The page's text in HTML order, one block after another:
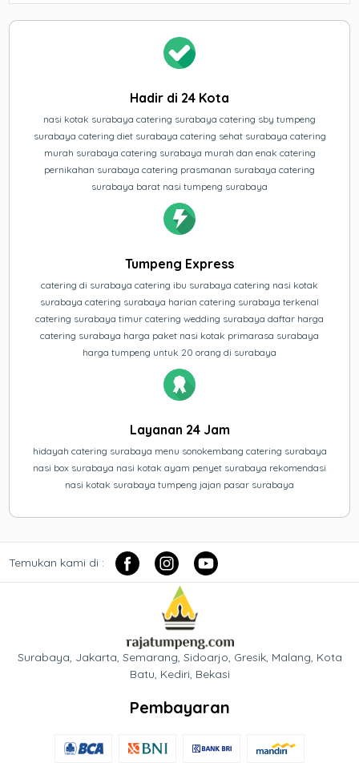
Hadir di 24 Kota
nasi kotak surabaya catering surabaya catering sby tumpeng
surabaya catering diet surabaya catering sehat surabaya catering
murah surabaya catering surabaya murah dan enak catering
pernikahan surabaya catering prasmanan surabaya catering
surabaya barat nasi tumpeng surabaya
Tumpeng Express
catering di surabaya catering ibu surabaya catering nasi kotak
surabaya catering surabaya harian catering surabaya terkenal
catering surabaya timur catering wedding surabaya daftar harga
catering surabaya harga paket nasi kotak primarasa surabaya
harga tumpeng untuk 20 orang di surabaya
Layanan 24 Jam
hidayah catering surabaya menu sonokembang catering surabaya
nasi box surabaya nasi kotak ayam penyet surabaya rekomendasi
nasi kotak surabaya tumpeng jajan pasar surabaya
Temukan kami di :
Surabaya, Jakarta, Semarang, Sidoarjo, Gresik, Malang, Kota
Batu, Kediri, Bekasi
Pembayaran